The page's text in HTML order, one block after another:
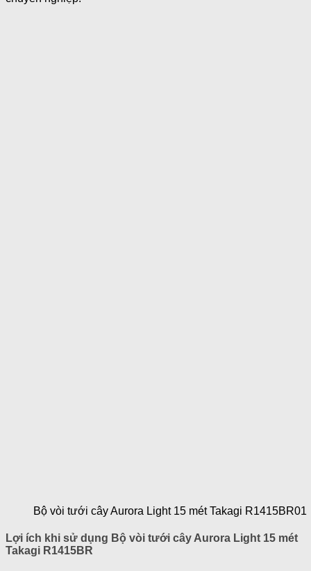
Bộ vòi tưới cây Aurora Light 15 mét Takagi R1415BR01
Lợi ích khi sử dụng Bộ vòi tưới cây Aurora Light 15 mét
Takagi R1415BR